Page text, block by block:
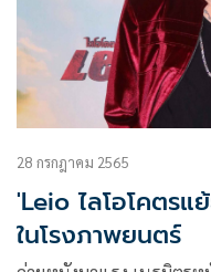
28 กรกฎาคม 2565
'Leio ไลโอโคตร
ในโรงภาพยนตร์